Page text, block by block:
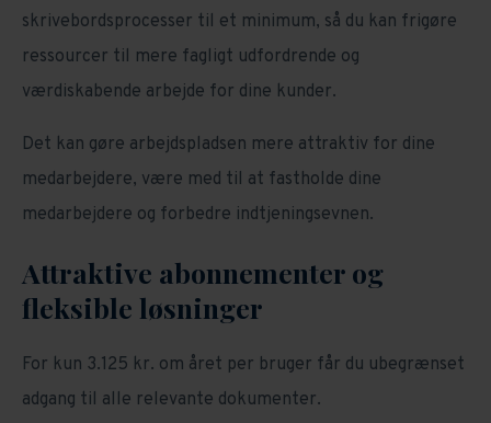
skrivebordsprocesser til et minimum, så du kan frigøre
ressourcer til mere fagligt udfordrende og
værdiskabende arbejde for dine kunder.
Det kan gøre arbejdspladsen mere attraktiv for dine
medarbejdere, være med til at fastholde dine
medarbejdere og forbedre indtjeningsevnen.
Attraktive abonnementer og
fleksible løsninger
For kun 3.125 kr. om året per bruger får du ubegrænset
adgang til alle relevante dokumenter.